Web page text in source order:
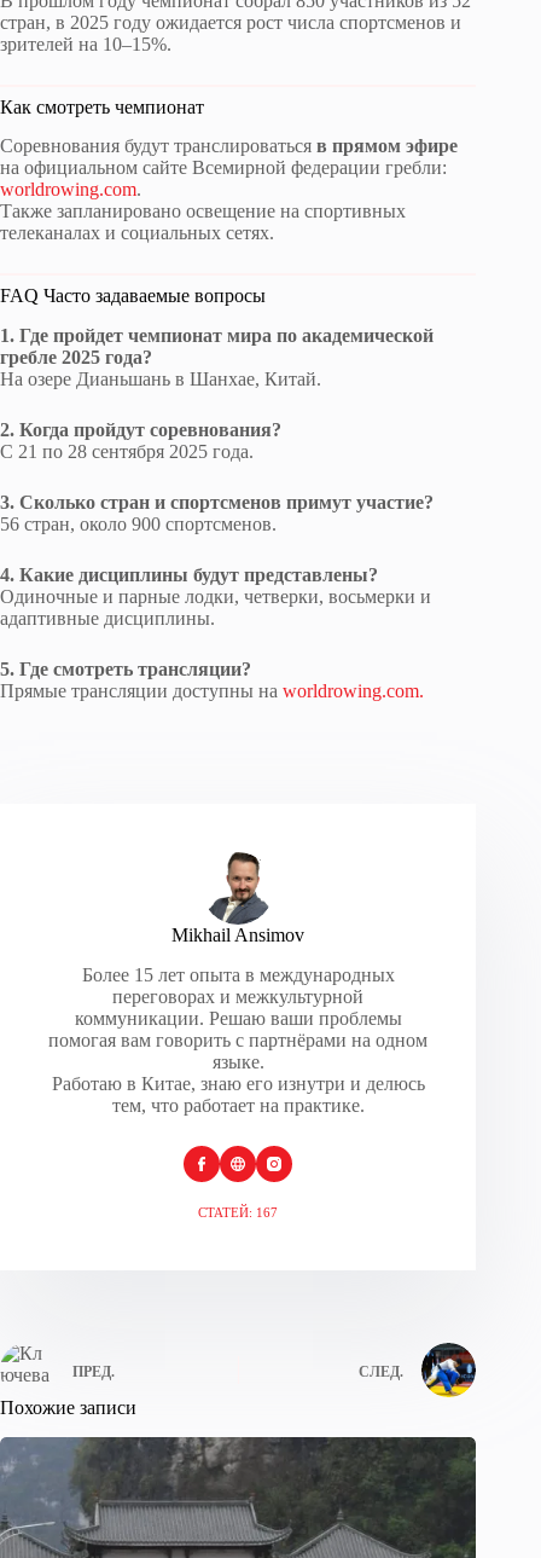
стран, в 2025 году ожидается рост числа спортсменов и
зрителей на 10–15%.
Как смотреть чемпионат
Соревнования будут транслироваться в прямом эфире
на официальном сайте Всемирной федерации гребли:
worldrowing.com.
Также запланировано освещение на спортивных
телеканалах и социальных сетях.
FAQ Часто задаваемые вопросы
1. Где пройдет чемпионат мира по академической
гребле 2025 года?
На озере Дианьшань в Шанхае, Китай.
2. Когда пройдут соревнования?
С 21 по 28 сентября 2025 года.
3. Сколько стран и спортсменов примут участие?
56 стран, около 900 спортсменов.
4. Какие дисциплины будут представлены?
Одиночные и парные лодки, четверки, восьмерки и
адаптивные дисциплины.
5. Где смотреть трансляции?
Прямые трансляции доступны на worldrowing.com.
Mikhail Ansimov
Более 15 лет опыта в международных
переговорах и межкультурной
коммуникации. Решаю ваши проблемы
помогая вам говорить с партнёрами на одном
языке.
Работаю в Китае, знаю его изнутри и делюсь
тем, что работает на практике.
СТАТЕЙ: 167
ПРЕД. СЛЕД.
Похожие записи